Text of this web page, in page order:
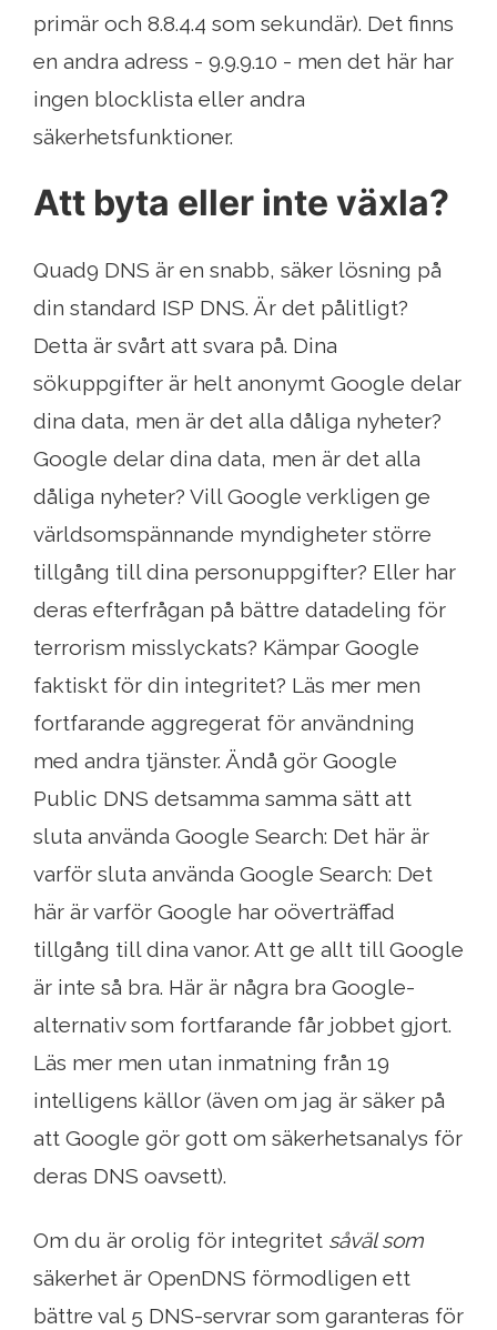
primär och 8.8.4.4 som sekundär). Det finns
en andra adress - 9.9.9.10 - men det här har
ingen blocklista eller andra
säkerhetsfunktioner.
Att byta eller inte växla?
Quad9 DNS är en snabb, säker lösning på
din standard ISP DNS. Är det pålitligt?
Detta är svårt att svara på. Dina
sökuppgifter är helt anonymt Google delar
dina data, men är det alla dåliga nyheter?
Google delar dina data, men är det alla
dåliga nyheter? Vill Google verkligen ge
världsomspännande myndigheter större
tillgång till dina personuppgifter? Eller har
deras efterfrågan på bättre datadeling för
terrorism misslyckats? Kämpar Google
faktiskt för din integritet? Läs mer men
fortfarande aggregerat för användning
med andra tjänster. Ändå gör Google
Public DNS detsamma samma sätt att
sluta använda Google Search: Det här är
varför sluta använda Google Search: Det
här är varför Google har oöverträffad
tillgång till dina vanor. Att ge allt till Google
är inte så bra. Här är några bra Google-
alternativ som fortfarande får jobbet gjort.
Läs mer men utan inmatning från 19
intelligens källor (även om jag är säker på
att Google gör gott om säkerhetsanalys för
deras DNS oavsett).
Om du är orolig för integritet såväl som
säkerhet är OpenDNS förmodligen ett
bättre val 5 DNS-servrar som garanteras för